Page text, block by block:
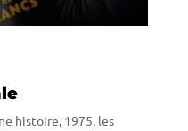
histoire, 1975, les